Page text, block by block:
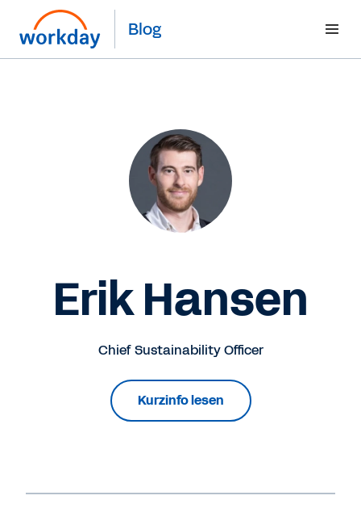
Blog
Erik Hansen
Chief Sustainability Officer
Kurzinfo lesen